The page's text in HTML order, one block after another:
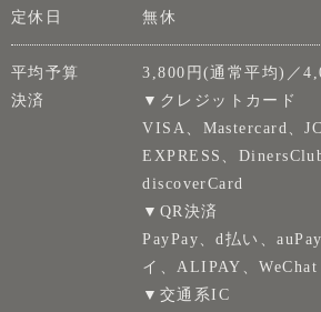
定休日
無休
平均予算
3,800円(通常平均)／
決済
▼クレジットカード
VISA、Mastercard、
EXPRESS、
discoverCard
▼QR決済
PayPay、d払い、
イ、ALIPAY、
▼交通系IC